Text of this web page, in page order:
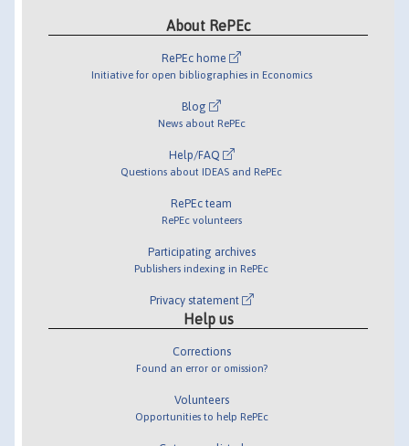
About RePEc
RePEc home
Initiative for open bibliographies in Economics
Blog
News about RePEc
Help/FAQ
Questions about IDEAS and RePEc
RePEc team
RePEc volunteers
Participating archives
Publishers indexing in RePEc
Privacy statement
Help us
Corrections
Found an error or omission?
Volunteers
Opportunities to help RePEc